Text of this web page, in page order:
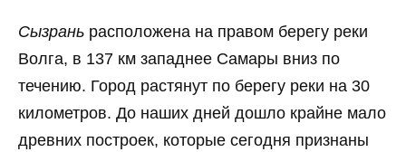
Сызрань расположена на правом берегу реки
Волга, в 137 км западнее Самары вниз по
течению. Город растянут по берегу реки на 30
километров. До наших дней дошло крайне мало
древних построек, которые сегодня признаны